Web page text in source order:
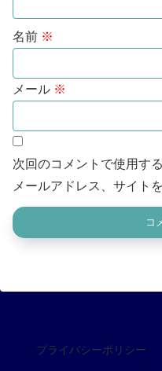
名前 ※
メール ※
次回のコメントで使用す
メールアドレス、サイト
プライバシーポリシー